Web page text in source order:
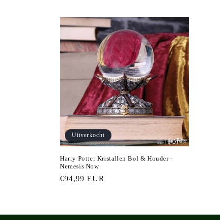
Uitverkocht
Harry Potter Kristallen Bol & Houder -
Nemesis Now
Normale
€94,99 EUR